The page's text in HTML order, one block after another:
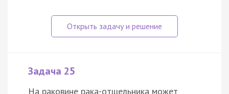
Задача 25
На раковине рака-отшельника может